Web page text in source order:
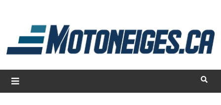
Magazine Motoneiges.ca